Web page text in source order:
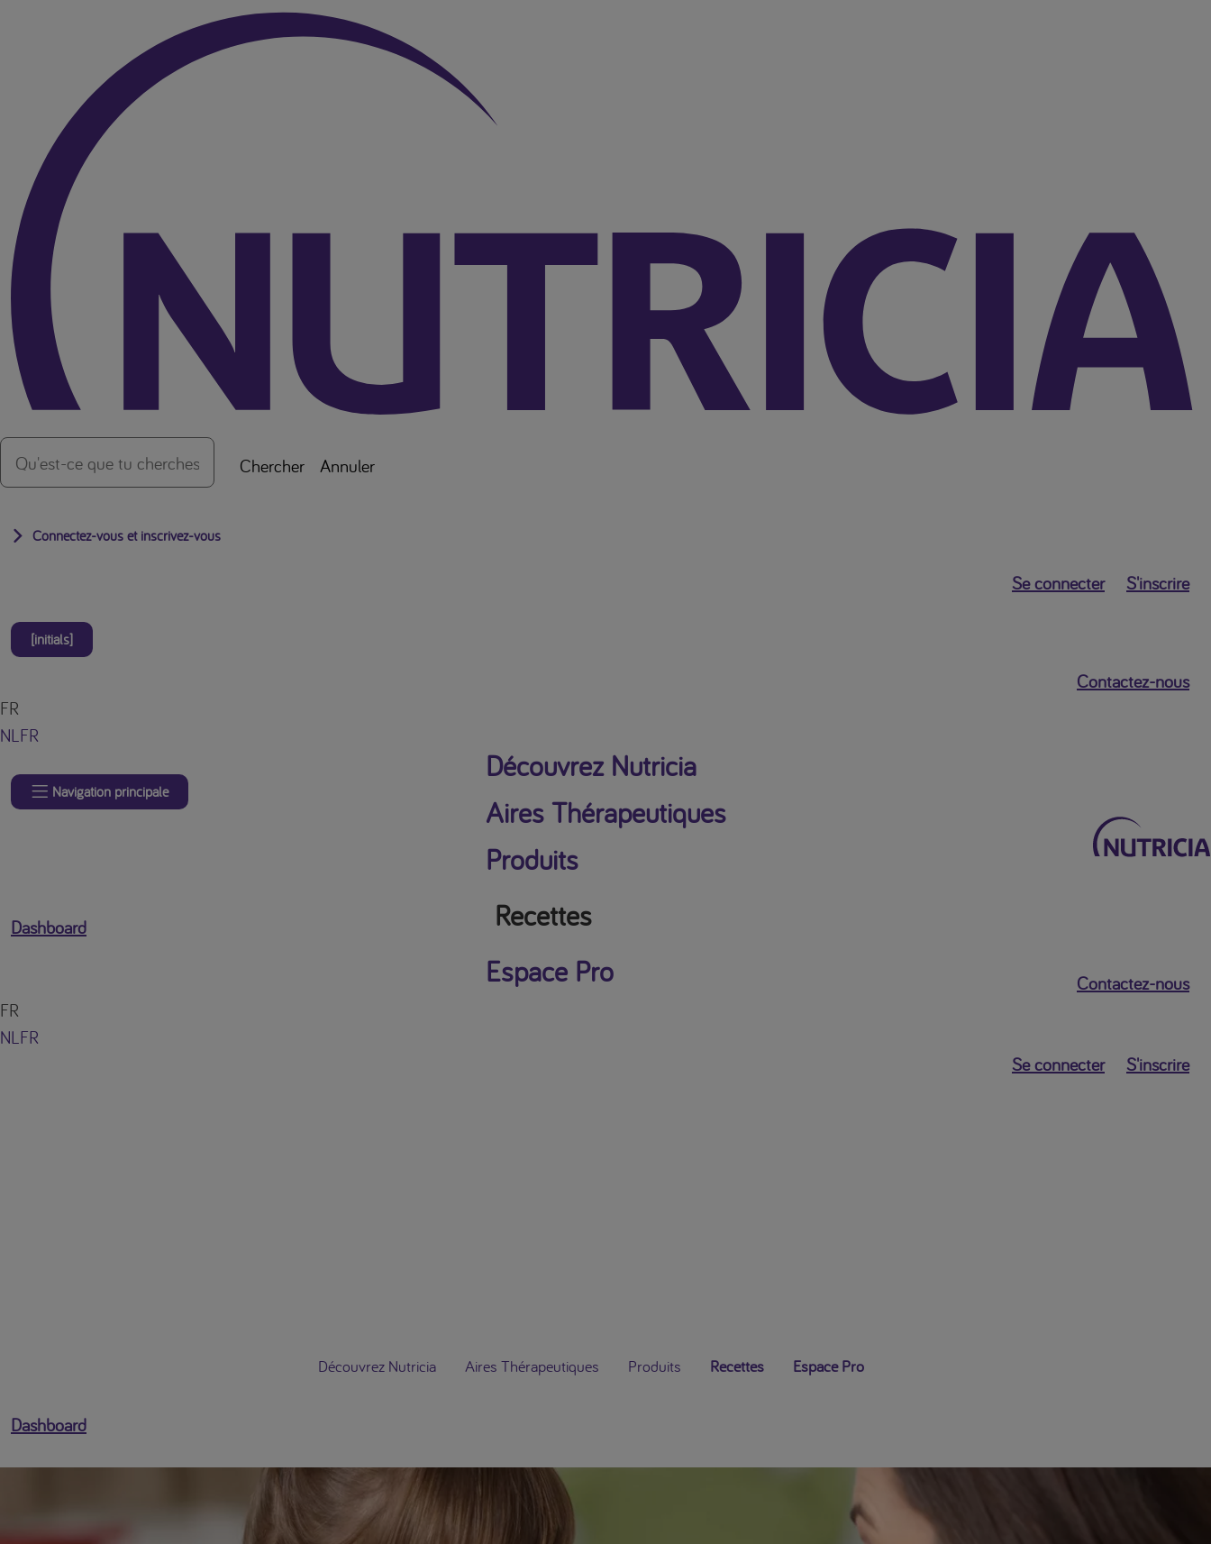
Vers le haut de la page
Chercher Annuler
Connectez-vous et inscrivez-vous
Se connecter S'inscrire
[initials]
Contactez-nous
FR
NLFR
Navigation principale
Découvrez Nutricia
Aires Thérapeutiques
Produits
Recettes
Espace Pro
Dashboard
Contactez-nous
FR
NLFR
Se connecter
S'inscrire
Découvrez Nutricia Aires Thérapeutiques Produits Recettes Espace Pro
Dashboard